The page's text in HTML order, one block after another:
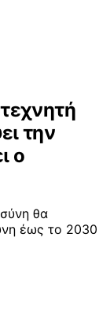
την
ο
θα
έως το 2030